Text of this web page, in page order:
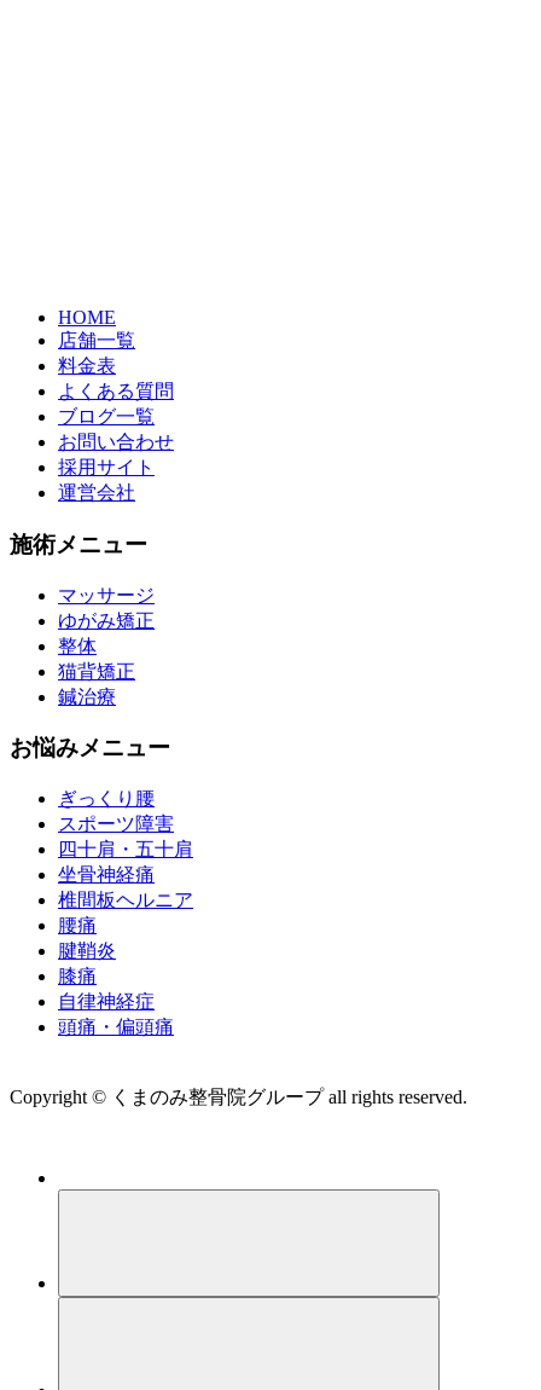
HOME
店舗一覧
料金表
よくある質問
ブログ一覧
お問い合わせ
採用サイト
運営会社
施術メニュー
マッサージ
ゆがみ矯正
整体
猫背矯正
鍼治療
お悩みメニュー
ぎっくり腰
スポーツ障害
四十肩・五十肩
坐骨神経痛
椎間板ヘルニア
腰痛
腱鞘炎
膝痛
自律神経症
頭痛・偏頭痛
Copyright © くまのみ整骨院グループ all rights reserved.